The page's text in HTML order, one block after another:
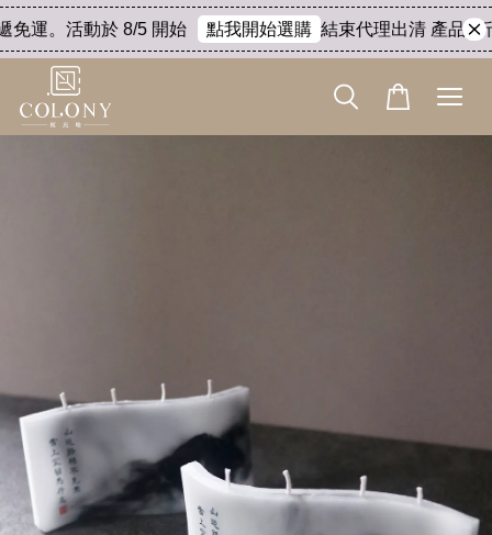
運。活動於 8/5 開始 點我開始選購 結束代理出清 產品8折